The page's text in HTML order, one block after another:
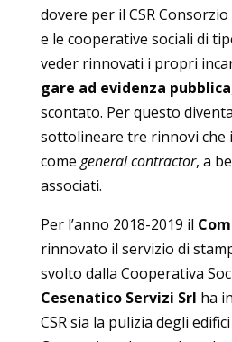
dovere per il CSR
e le cooperative sociali di
veder rinnovati i propri
gare ad evidenza pubblica
scontato. Per questo
sottolineare tre rinnovi che
come general contractor, a
associati.
Per l’anno 2018-2019 il
rinnovato il servizio di
svolto dalla Cooperativa
Cesenatico Servizi Srl ha
CSR sia la pulizia degli